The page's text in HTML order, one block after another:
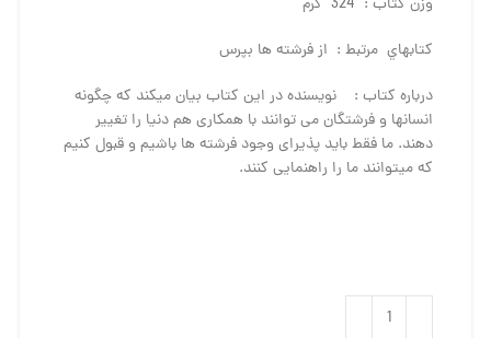
وزن كتاب : 324 گرم
كتاب­هاي مرتبط : از فرشته­ ها بپرس
درباره كتاب : نویسنده در این کتاب بیان می­کند که چگونه
انسان­ها و فرشتگان می­ توانند با همکاری هم دنیا را تغییر
دهند. ما فقط باید پذیرای وجود فرشته ­ها باشیم و قبول کنیم
که می­توانند ما را راهنمایی کنند.